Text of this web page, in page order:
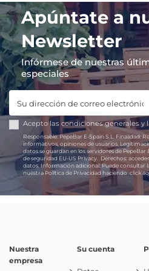
Apúntate a
Newsletter
Infórmese de nuestras
especiales
Acepto las condiciones generales y
Responsable:PepeBar E-Spain S.L. Finalidad:
informativos, opiniones de usuarios.
datos se guardan en los servidores de PepeBar
de seguridad EU-US Privacy. Derechos:
datos.Información adicional:Puede consultar
nuestra Política de Privacidad haciendoclick
Nuestra
empresa
Su cuenta